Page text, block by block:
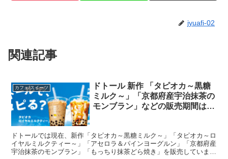
jyuafi-02
関連記事
カフェ/スイーツ
ドトール 新作 「タピオカ～黒糖
ミルク～」「京都府産宇治抹茶の
モンブラン」などの販売期間はい
ドトールでは現在、新作「タピオカ～黒糖ミルク～」「タピオカ～ロ
イヤルミルクティー～」「アセロラ＆パインヨーグルン」「京都府産
宇治抹茶のモンブラン」「もっちり抹茶どら焼き」を販売していま